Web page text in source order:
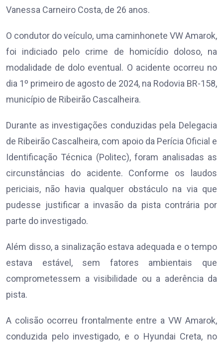
Vanessa Carneiro Costa, de 26 anos.
O condutor do veículo, uma caminhonete VW Amarok,
foi indiciado pelo crime de homicídio doloso, na
modalidade de dolo eventual. O acidente ocorreu no
dia 1º primeiro de agosto de 2024, na Rodovia BR-158,
município de Ribeirão Cascalheira.
Durante as investigações conduzidas pela Delegacia
de Ribeirão Cascalheira, com apoio da Perícia Oficial e
Identificação Técnica (Politec), foram analisadas as
circunstâncias do acidente. Conforme os laudos
periciais, não havia qualquer obstáculo na via que
pudesse justificar a invasão da pista contrária por
parte do investigado.
Além disso, a sinalização estava adequada e o tempo
estava estável, sem fatores ambientais que
comprometessem a visibilidade ou a aderência da
pista.
A colisão ocorreu frontalmente entre a VW Amarok,
conduzida pelo investigado, e o Hyundai Creta, no